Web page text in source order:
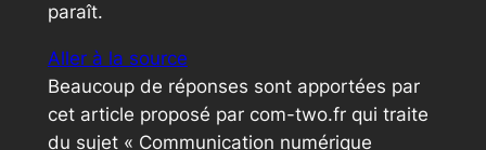
paraît.
Aller à la source
Beaucoup de réponses sont apportées par
cet article proposé par com-two.fr qui traite
du sujet « Communication numérique